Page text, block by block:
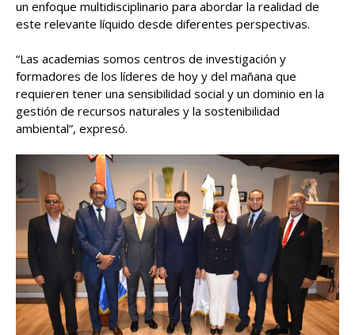
un enfoque multidisciplinario para abordar la realidad de
este relevante líquido desde diferentes perspectivas.
“Las academias somos centros de investigación y
formadores de los líderes de hoy y del mañana que
requieren tener una sensibilidad social y un dominio en la
gestión de recursos naturales y la sostenibilidad
ambiental”, expresó.